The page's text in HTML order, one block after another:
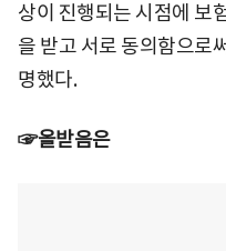
상이 진행되는 시점에 보
을 받고 서로 동의함으로
명했다.
☞올받음은